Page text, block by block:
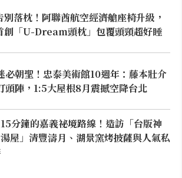
別落枕！阿聯酋航空經濟艙座椅升級，
創「U-Dream頭枕」包覆頭頸超好睡
必朝聖！忠泰美術館10週年：藤本壯介
頭陣，1:5大屋根8月震撼空降台北
分鐘的嘉義祕境路線！造訪「台版神
屋」清豐濤月、湖景窯烤披薩與人氣私